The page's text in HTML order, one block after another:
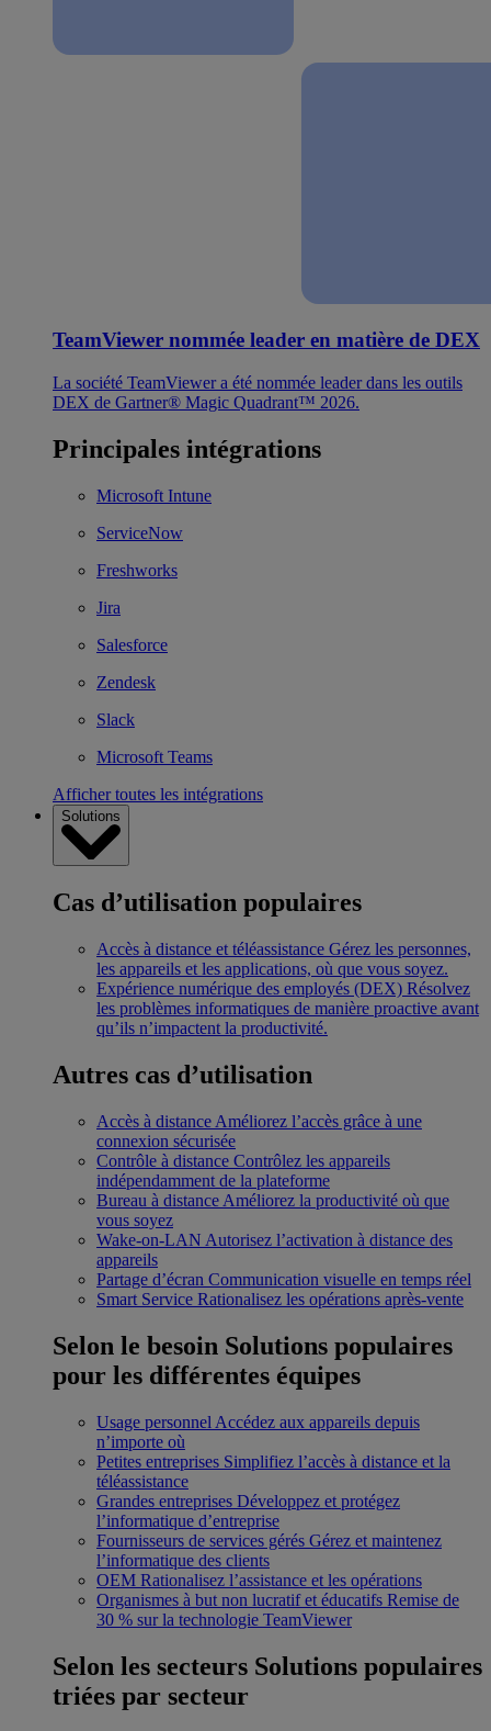
TeamViewer nommée leader en matière de DEX
La société TeamViewer a été nommée leader dans les outils
DEX de Gartner® Magic Quadrant™ 2026.
Principales intégrations
Microsoft Intune
ServiceNow
Freshworks
Jira
Salesforce
Zendesk
Slack
Microsoft Teams
Afficher toutes les intégrations
Solutions
Cas d’utilisation populaires
Accès à distance et téléassistance Gérez les personnes,
les appareils et les applications, où que vous soyez.
Expérience numérique des employés (DEX) Résolvez
les problèmes informatiques de manière proactive avant
qu’ils n’impactent la productivité.
Autres cas d’utilisation
Accès à distance Améliorez l’accès grâce à une
connexion sécurisée
Contrôle à distance Contrôlez les appareils
indépendamment de la plateforme
Bureau à distance Améliorez la productivité où que
vous soyez
Wake-on-LAN Autorisez l’activation à distance des
appareils
Partage d’écran Communication visuelle en temps réel
Smart Service Rationalisez les opérations après-vente
Selon le besoin Solutions populaires
pour les différentes équipes
Usage personnel Accédez aux appareils depuis
n’importe où
Petites entreprises Simplifiez l’accès à distance et la
téléassistance
Grandes entreprises Développez et protégez
l’informatique d’entreprise
Fournisseurs de services gérés Gérez et maintenez
l’informatique des clients
OEM Rationalisez l’assistance et les opérations
Organismes à but non lucratif et éducatifs Remise de
30 % sur la technologie TeamViewer
Selon les secteurs Solutions populaires
triées par secteur